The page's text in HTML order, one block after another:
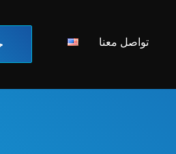
تواصل معنا